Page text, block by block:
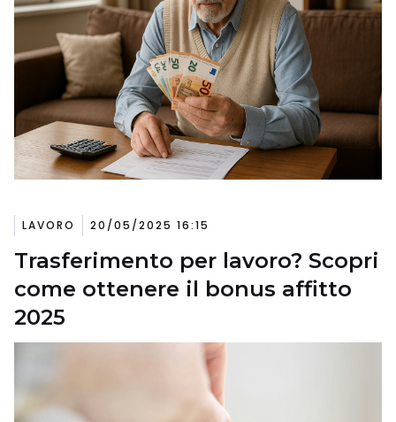
LAVORO 20/05/2025 16:15
Trasferimento per lavoro? Scopri
come ottenere il bonus affitto
2025